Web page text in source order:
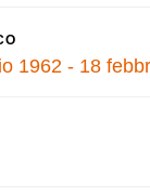
1962 - 18